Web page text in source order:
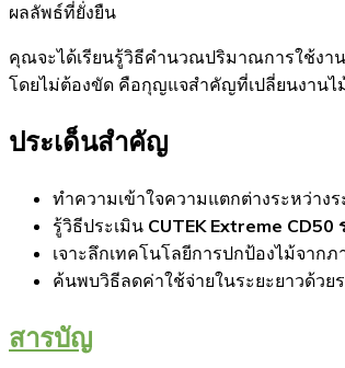
ผลลัพธ์ที่ยั่งยืน
คุณจะได้เรียนรู้วิธีคำนวณปริมาณการใช้งา
โดยไม่ต้องขัด คือกุญแจสำคัญที่เปลี่ยนงานไ
ประเด็นสำคัญ
ทำความเข้าใจความแตกต่างระหว่าง
รู้วิธีประเมิน CUTEK Extreme CD50
เจาะลึกเทคโนโลยีการปกป้องไม้จา
ค้นพบวิธีลดค่าใช้จ่ายในระยะยาวด้วย
สารบัญ